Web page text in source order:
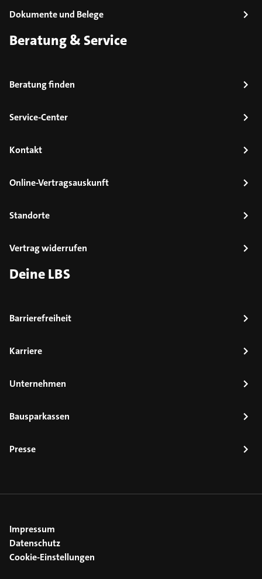
Dokumente und Belege
Beratung & Service
Beratung finden
Service-Center
Kontakt
Online-Vertragsauskunft
Standorte
Vertrag widerrufen
Deine LBS
Barrierefreiheit
Karriere
Unternehmen
Bausparkassen
Presse
Impressum
Datenschutz
Cookie-Einstellungen